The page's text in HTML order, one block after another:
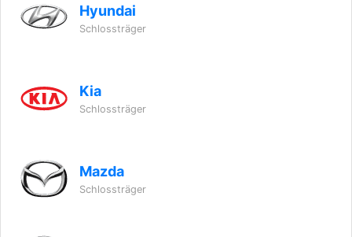
Hyundai
Schlossträger
Kia
Schlossträger
Mazda
Schlossträger